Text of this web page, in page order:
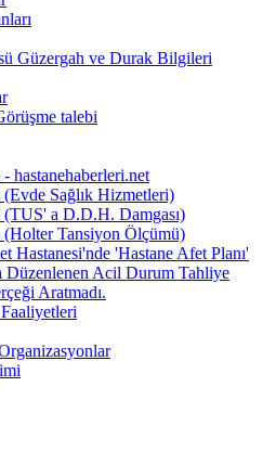
Güzergah ve Durak Bilgileri
talebi
hastanehaberleri.net
(Evde Sağlık Hizmetleri)
(TUS' a D.D.H. Damgası)
(Holter Tansiyon Ölçümü)
Hastanesi'nde 'Hastane Afet Planı'
Düzenlenen Acil Durum Tahliye
Aratmadı.